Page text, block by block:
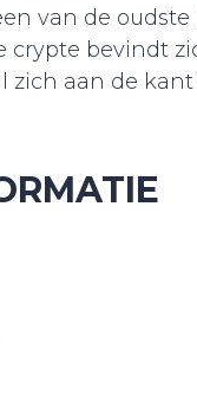
van de
crypte bevindt
zich aan de